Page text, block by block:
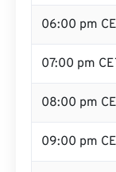
06:00 pm
07:00 pm
08:00 pm
09:00 pm